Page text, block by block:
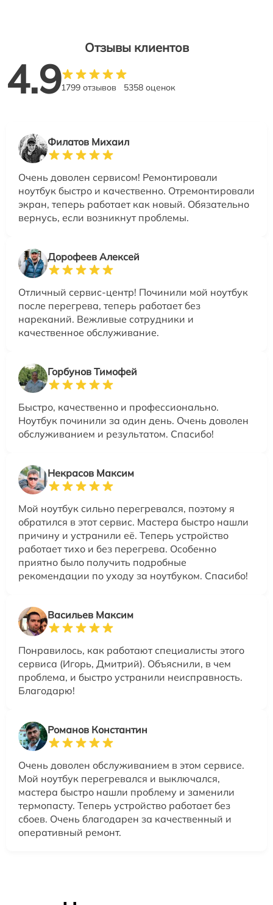
Отзывы клиентов
4.91799 отзывов 5358 оценок
Филатов Михаил
Очень доволен сервисом! Ремонтировали
ноутбук быстро и качественно. Отремонтировали
экран, теперь работает как новый. Обязательно
вернусь, если возникнут проблемы.
Дорофеев Алексей
Отличный сервис-центр! Починили мой ноутбук
после перегрева, теперь работает без
нареканий. Вежливые сотрудники и
качественное обслуживание.
Горбунов Тимофей
Быстро, качественно и профессионально.
Ноутбук починили за один день. Очень доволен
обслуживанием и результатом. Спасибо!
Некрасов Максим
Мой ноутбук сильно перегревался, поэтому я
обратился в этот сервис. Мастера быстро нашли
причину и устранили её. Теперь устройство
работает тихо и без перегрева. Особенно
приятно было получить подробные
рекомендации по уходу за ноутбуком. Спасибо!
Васильев Максим
Понравилось, как работают специалисты этого
сервиса (Игорь, Дмитрий). Объяснили, в чем
проблема, и быстро устранили неисправность.
Благодарю!
Романов Константин
Очень доволен обслуживанием в этом сервисе.
Мой ноутбук перегревался и выключался,
мастера быстро нашли проблему и заменили
термопасту. Теперь устройство работает без
сбоев. Очень благодарен за качественный и
оперативный ремонт.